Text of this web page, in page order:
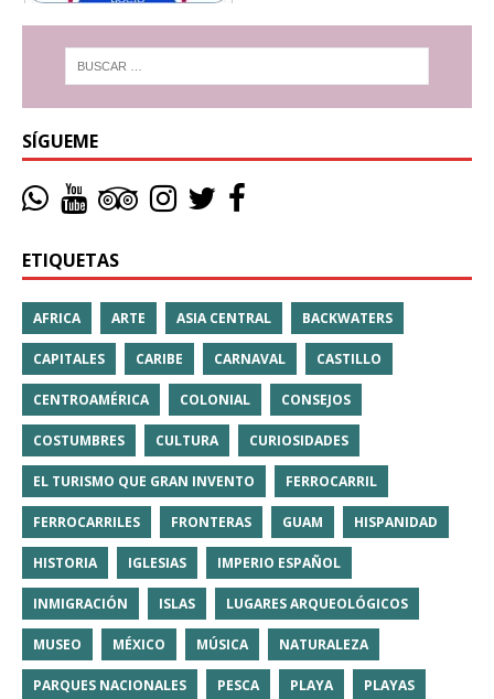
SÍGUEME
ETIQUETAS
AFRICA ARTE ASIA CENTRAL BACKWATERS
CAPITALES CARIBE CARNAVAL CASTILLO
CENTROAMÉRICA COLONIAL CONSEJOS
COSTUMBRES CULTURA CURIOSIDADES
EL TURISMO QUE GRAN INVENTO FERROCARRIL
FERROCARRILES FRONTERAS GUAM HISPANIDAD
HISTORIA IGLESIAS IMPERIO ESPAÑOL
INMIGRACIÓN ISLAS LUGARES ARQUEOLÓGICOS
MUSEO MÉXICO MÚSICA NATURALEZA
PARQUES NACIONALES PESCA PLAYA PLAYAS